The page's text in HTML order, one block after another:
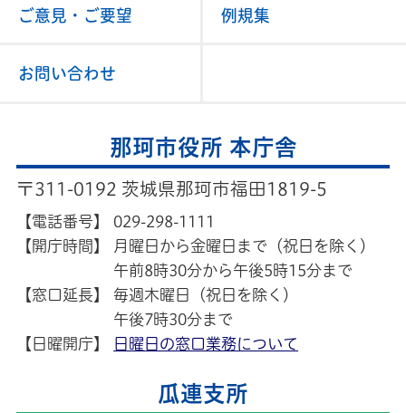
ご意見・ご要望 例規集
お問い合わせ
那珂市役所 本庁舎
〒311-0192 茨城県那珂市福田1819-5
【電話番号】
029-298-1111
【開庁時間】
月曜日から金曜日まで（祝日を除く）
午前8時30分から午後5時15分まで
【窓口延長】
毎週木曜日（祝日を除く）
午後7時30分まで
【日曜開庁】
日曜日の窓口業務について
瓜連支所